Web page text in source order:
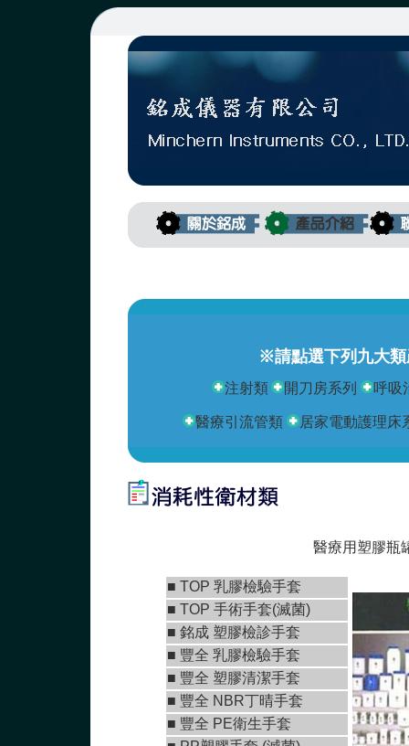
※請點選下列九大
注射類 開刀房系列 呼吸
醫療引流管類 居家電動護理床
醫療用塑膠瓶
■ TOP 乳膠檢驗手套
■ TOP 手術手套(滅菌)
■ 銘成 塑膠檢診手套
■ 豐全 乳膠檢驗手套
■ 豐全 塑膠清潔手套
■ 豐全 NBR丁晴手套
■ 豐全 PE衛生手套